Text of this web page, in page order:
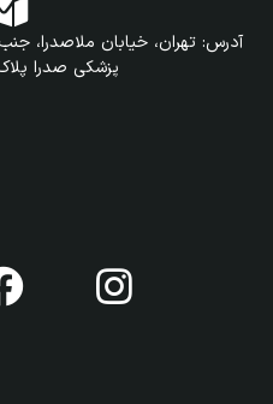
آدرس: تهران، خیابان ملاصدرا،
پزشکی صدرا پلاک ۲۰۰ طبقه